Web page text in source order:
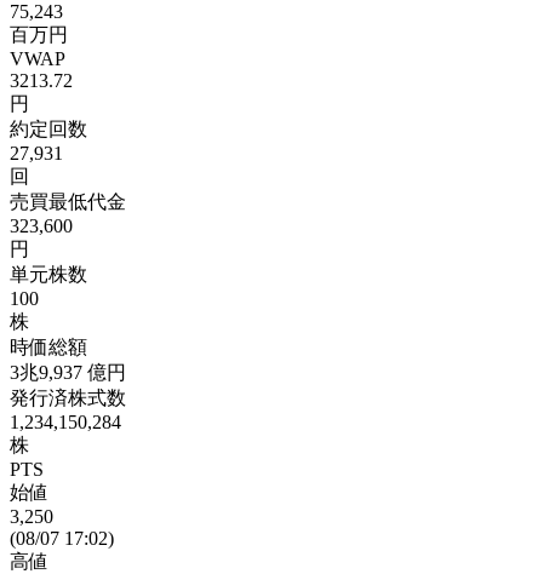
75,243
百万円
VWAP
3213.72
円
約定回数
27,931
回
売買最低代金
323,600
円
単元株数
100
株
時価総額
3兆9,937 億円
発行済株式数
1,234,150,284
株
PTS
始値
3,250
(08/07 17:02)
高値